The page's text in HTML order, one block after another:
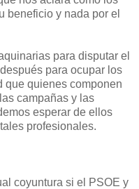
beneficio y nada por el
para disputar el
para ocupar los
que quienes componen
campañas y las
esperar de ellos
profesionales.
coyuntura si el PSOE y